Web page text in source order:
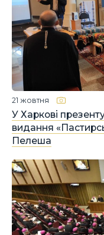
У Харкові
видання
Пелеша
21 жовтня